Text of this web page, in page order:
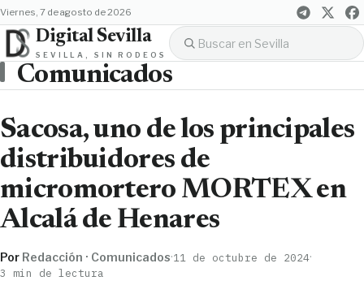
viernes, 7 de agosto de 2026
Digital Sevilla
SEVILLA, SIN RODEOS
Comunicados
Sacosa, uno de los principales
distribuidores de
micromortero MORTEX en
Alcalá de Henares
Por Redacción · Comunicados·11 de octubre de 2024·
3 min de lectura